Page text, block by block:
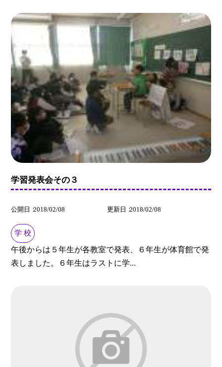
学習発表会その３
公開日 2018/02/08 更新日 2018/02/08
学 校
午後からは５年生が各教室で発表、６年生が体育館で発
表しました。６年生はラストに学...